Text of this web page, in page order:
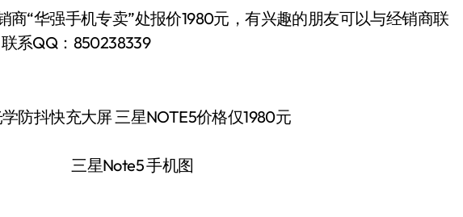
商“华强手机专卖”处报价1980元，有兴趣的朋友可以与经销商联
联系QQ：850238339
三星Note5 手机图